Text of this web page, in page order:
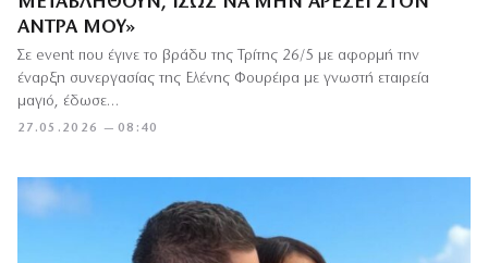
ΆΝΤΡΑ ΜΟΥ»
27.05.2026 — 08:40
Σε event που έγινε το βράδυ της Τρίτης 26/5 με αφορμή την
έναρξη συνεργασίας της Ελένης Φουρέιρα με γνωστή εταιρεία
μαγιό, έδωσε…